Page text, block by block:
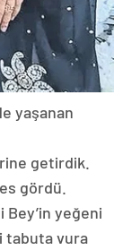
yaşanan
getirdik.
gördü.
Bey’in yeğeni
tabuta vura